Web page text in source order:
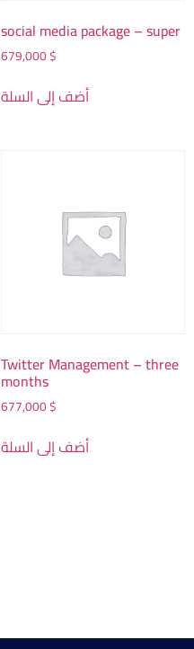
social media package – super
679,000$
أضف إلى السلة
Twitter Management – three
months
677,000$
أضف إلى السلة